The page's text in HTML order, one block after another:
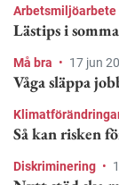
Arbetsmiljöarbete
Lästips i
Må bra • 17 jun
Våga släppa
Så kan risken
Diskriminering •